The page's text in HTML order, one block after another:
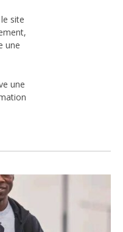
site
une
une